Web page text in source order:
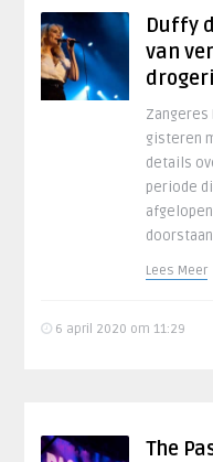
Duffy
van
Zangeres
gisteren
details
periode
Lees Meer
6 april 2020 om 11:29
The